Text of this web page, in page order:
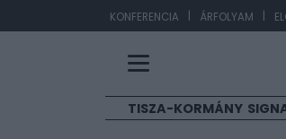
KONFERENCIA | ÁRFOLYAM |
TISZA-KORMÁNY